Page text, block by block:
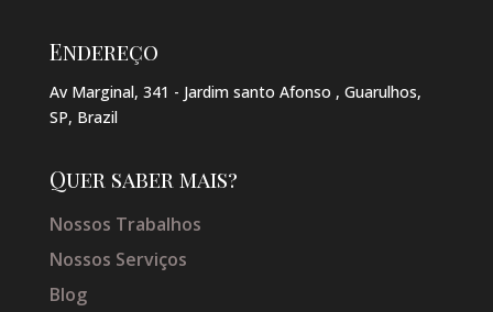
Endereço
Av Marginal, 341 - Jardim santo Afonso , Guarulhos,
SP, Brazil
Quer saber mais?
Nossos Trabalhos
Nossos Serviços
Blog